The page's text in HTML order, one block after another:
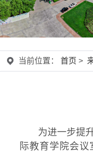
当前位置： 首页 >
为进一步提
际教育学院会